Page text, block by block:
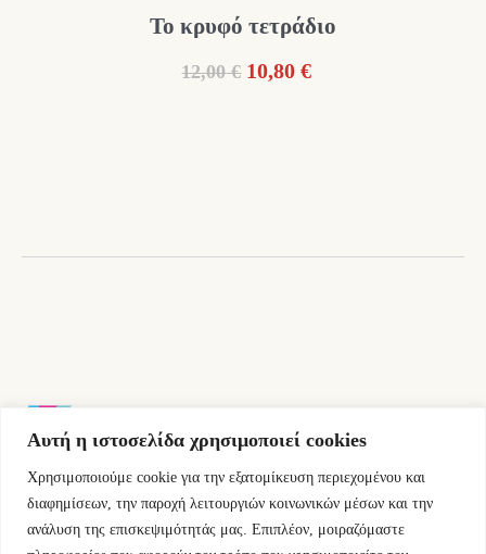
Αυτή η ιστοσελίδα χρησιμοποιεί cookies
Χρησιμοποιούμε cookie για την εξατομίκευση περιεχομένου και
διαφημίσεων, την παροχή λειτουργιών κοινωνικών μέσων και την
ανάλυση της επισκεψιμότητάς μας. Επιπλέον, μοιραζόμαστε
Το κρυφό τετράδιο
12,00 € Original
10,80 €Η
Εμμ.Μπενάκη 76 10681 Αθήνα Ελλάδα.